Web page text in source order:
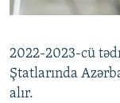
AZADLIQRADIOSU
BIZIMLƏ ƏLAQƏ
RFE/RL-in
2022-2023-cü
Ştatlarında
alır.